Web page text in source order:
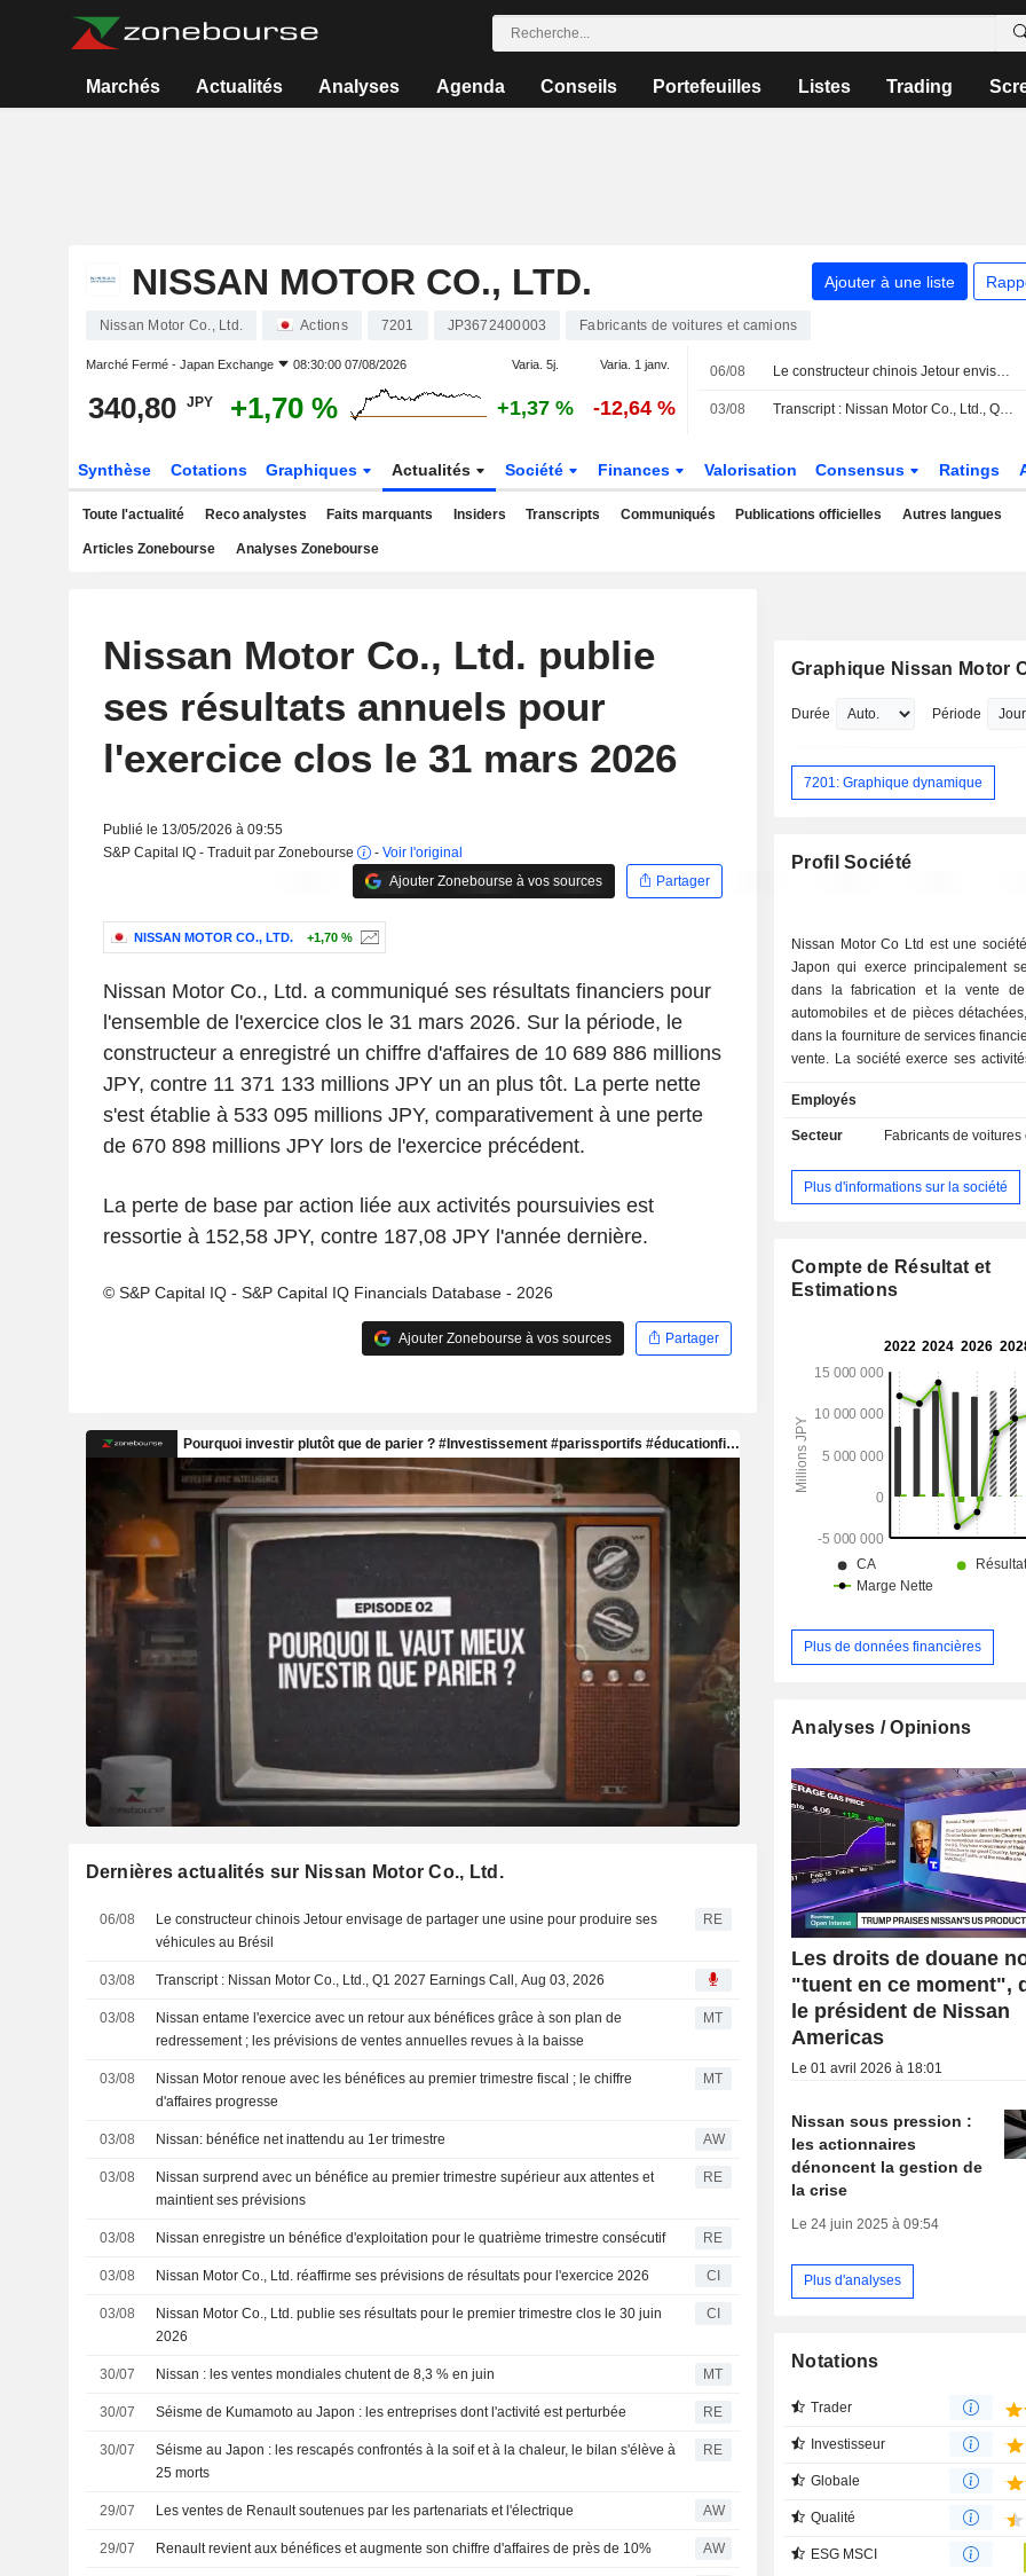
Marchés Actualités Analyses Agenda Conseils Portefeuilles Listes Trading
NISSAN MOTOR CO., LTD. Ajouter à une liste
Nissan Motor Co., Ltd. Actions 7201 JP3672400003 Fabricants de voitures et camions
Marché Fermé - Japan Exchange 08:30:00 07/08/2026 Varia. 5j. Varia. 1 janv.
340,80 JPY +1,70 % +1,37 % -12,64 %
06/08 Le constructeur chinois Jetour envisage de partager une usine pour produire ses véhicules au Brésil
03/08 Transcript : Nissan Motor Co., Ltd., Q1 2027 Earnings Call, Aug 03, 2026
Synthèse Cotations Graphiques Actualités Société Finances Valorisation Consensus Ratings
Toute l'actualité Reco analystes Faits marquants Insiders Transcripts Communiqués Publications officielles Autres langues
Articles Zonebourse Analyses Zonebourse
Nissan Motor Co., Ltd. publie
ses résultats annuels pour
l'exercice clos le 31 mars 2026
Publié le 13/05/2026 à 09:55
S&P Capital IQ - Traduit par Zonebourse
- Voir l'original
Ajouter Zonebourse à vos sources
Partager
NISSAN MOTOR CO., LTD. +1,70 %
Nissan Motor Co., Ltd. a communiqué ses résultats financiers pour
l'ensemble de l'exercice clos le 31 mars 2026. Sur la période, le
constructeur a enregistré un chiffre d'affaires de 10 689 886 millions
JPY, contre 11 371 133 millions JPY un an plus tôt. La perte nette
s'est établie à 533 095 millions JPY, comparativement à une perte
de 670 898 millions JPY lors de l'exercice précédent.
La perte de base par action liée aux activités poursuivies est
ressortie à 152,58 JPY, contre 187,08 JPY l'année dernière.
© S&P Capital IQ - S&P Capital IQ Financials Database - 2026
Ajouter Zonebourse à vos sources Partager
Dernières actualités sur Nissan Motor Co., Ltd.
06/08
Le constructeur chinois Jetour envisage de partager une usine pour produire ses
véhicules au Brésil
RE
03/08 Transcript : Nissan Motor Co., Ltd., Q1 2027 Earnings Call, Aug 03, 2026
03/08
Nissan entame l'exercice avec un retour aux bénéfices grâce à son plan de
redressement ; les prévisions de ventes annuelles revues à la baisse
MT
03/08
Nissan Motor renoue avec les bénéfices au premier trimestre fiscal ; le chiffre
d'affaires progresse
MT
03/08 Nissan: bénéfice net inattendu au 1er trimestre AW
03/08
Nissan surprend avec un bénéfice au premier trimestre supérieur aux attentes et
maintient ses prévisions
RE
03/08 Nissan enregistre un bénéfice d'exploitation pour le quatrième trimestre consécutif RE
03/08 Nissan Motor Co., Ltd. réaffirme ses prévisions de résultats pour l'exercice 2026 CI
03/08
Nissan Motor Co., Ltd. publie ses résultats pour le premier trimestre clos le 30 juin
2026
CI
30/07 Nissan : les ventes mondiales chutent de 8,3 % en juin MT
30/07 Séisme de Kumamoto au Japon : les entreprises dont l'activité est perturbée RE
30/07
Séisme au Japon : les rescapés confrontés à la soif et à la chaleur, le bilan s'élève à
25 morts
RE
29/07 Les ventes de Renault soutenues par les partenariats et l'électrique AW
29/07 Renault revient aux bénéfices et augmente son chiffre d'affaires de près de 10% AW
Graphique Nissan Motor
Durée Période
7201: Graphique dynamique
Profil Société
Nissan Motor Co Ltd est une
Japon qui exerce principalement
dans la fabrication et la vente de
automobiles et de pièces
dans la fourniture de services
vente. La société exerce ses
dédié à la fabrication et à la vente
électriques, de voitures compactes,
utilitaires, de camions, de minibus
types de véhicules, ainsi que
financement des ventes et de
soutenir les activités commerciales
Employés
Secteur Fabricants de voitures
Plus d'informations sur la société
Compte de Résultat et
Estimations
Plus de données financières
Analyses / Opinions
Les droits de douane
"tuent en ce moment",
le président de Nissan
Americas
Le 01 avril 2026 à 18:01
Nissan sous pression :
les actionnaires
dénoncent la gestion de
la crise
Le 24 juin 2025 à 09:54
Plus d'analyses
Notations
Trader
Investisseur
Globale
Qualité
ESG MSCI